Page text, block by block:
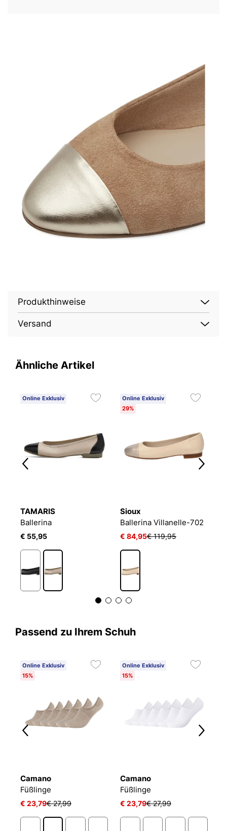
Produkthinweise
Versand
Ähnliche Artikel
Online Exklusiv
TAMARIS
Ballerina
€ 55,95
Online Exklusiv
29%
Sioux
Ballerina Villanelle-702
€ 84,95€ 119,95
Passend zu Ihrem Schuh
Online Exklusiv
15%
Camano
Füßlinge
€ 23,79€ 27,99
Online Exklusiv
15%
Camano
Füßlinge
€ 23,79€ 27,99